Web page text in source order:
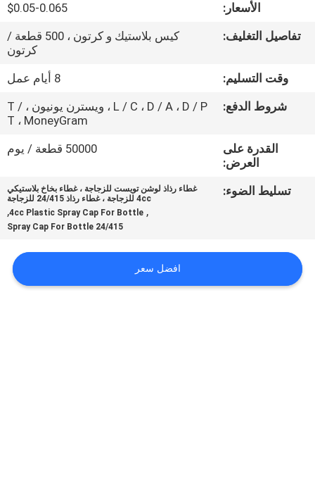
المصنع
مراقبة
الجودة
اتصل
اطلب
اقتباس
الأسعار:
$0.05-0.065
تفاصيل التغليف:
كيس بلاستيك و كرتون ، 500 قطعة /
كرتون
وقت التسليم:
8 أيام عمل
شروط الدفع:
L / C ، D / A ، D / P ، ويسترن يونيون ، T /
T ، MoneyGram
القدرة على
العرض:
50000 قطعة / يوم
تسليط الضوء:
غطاء رذاذ لوشن تويست للزجاجة ، غطاء بخاخ بلاستيكي
4cc للزجاجة ، غطاء رذاذ 24/415 للزجاجة
,
4cc Plastic Spray Cap For Bottle
,
24/415 Spray Cap For Bottle
افضل سعر